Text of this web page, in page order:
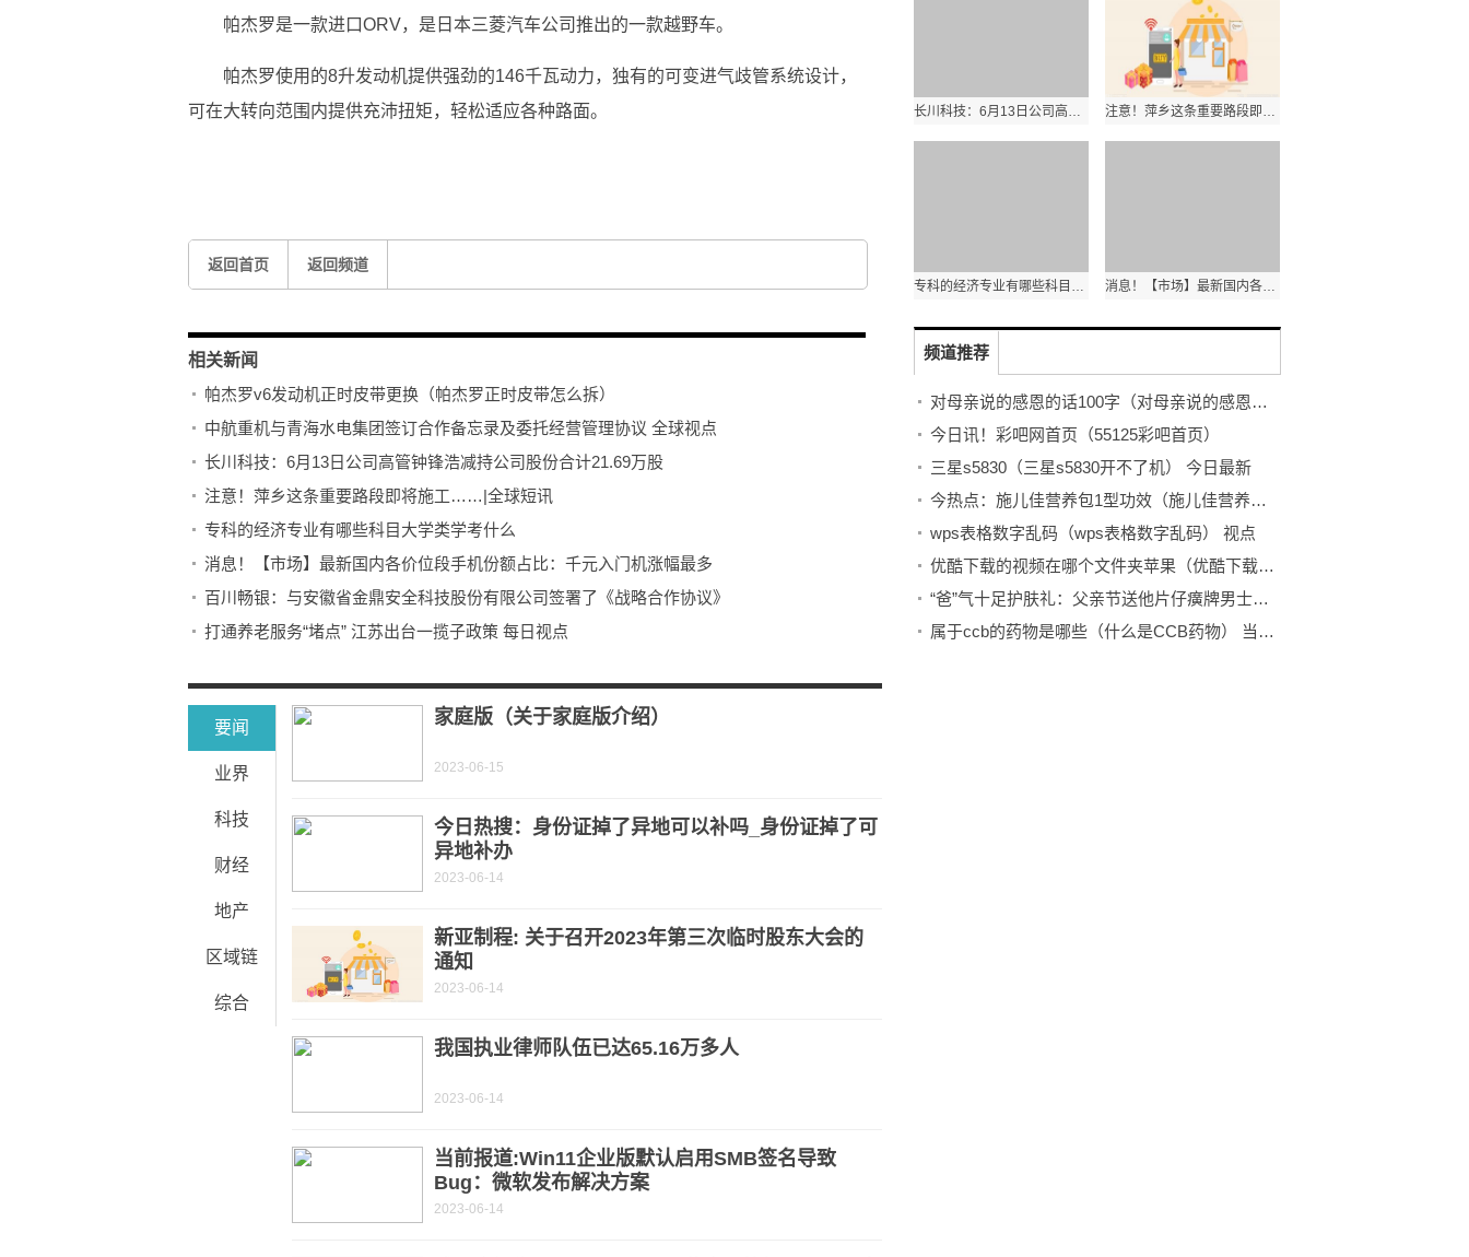
帕杰罗是一款进口ORV，是日本三菱汽车公司推出的一款越野车。
帕杰罗使用的8升发动机提供强劲的146千瓦动力，独有的可变进气歧管系统设计，
可在大转向范围内提供充沛扭矩，轻松适应各种路面。
返回首页 返回频道
相关新闻
帕杰罗v6发动机正时皮带更换（帕杰罗正时皮带怎么拆）
中航重机与青海水电集团签订合作备忘录及委托经营管理协议 全球视点
长川科技：6月13日公司高管钟锋浩减持公司股份合计21.69万股
注意！萍乡这条重要路段即将施工……|全球短讯
专科的经济专业有哪些科目大学类学考什么
消息！【市场】最新国内各价位段手机份额占比：千元入门机涨幅最多
百川畅银：与安徽省金鼎安全科技股份有限公司签署了《战略合作协议》
打通养老服务“堵点” 江苏出台一揽子政策 每日视点
要闻
业界
科技
财经
地产
区域链
综合
家庭版（关于家庭版介绍）
2023-06-15
今日热搜：身份证掉了异地可以补吗_身份证掉了可
异地补办
2023-06-14
新亚制程: 关于召开2023年第三次临时股东大会的
通知
2023-06-14
我国执业律师队伍已达65.16万多人
2023-06-14
当前报道:Win11企业版默认启用SMB签名导致
Bug：微软发布解决方案
2023-06-14
长川科技：6月13日公司高管钟锋浩减持公司股份合计21.69万股 注意！萍乡这条重要路段即将施工……|全球短讯
专科的经济专业有哪些科目大学类学考什么 消息！【市场】最新国内各价位段手机份额占比：千元入门机涨幅最多
频道推荐
对母亲说的感恩的话100字（对母亲说的感恩的话？）
今日讯！彩吧网首页（55125彩吧首页）
三星s5830（三星s5830开不了机） 今日最新
今热点：施儿佳营养包1型功效（施儿佳营养包）
wps表格数字乱码（wps表格数字乱码） 视点
优酷下载的视频在哪个文件夹苹果（优酷下载的视频在哪个文件夹）|世界百事通
“爸”气十足护肤礼：父亲节送他片仔癀牌男士净爽控油系列
属于ccb的药物是哪些（什么是CCB药物） 当前滚动